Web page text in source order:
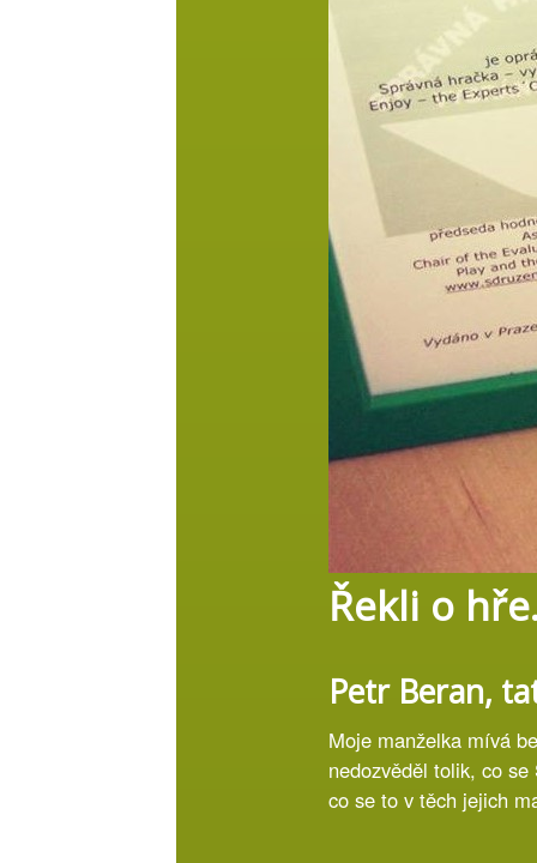
Řekli o
Petr Beran,
Moje manželka mívá
nedozvěděl tolik, co
co se to v těch jejich